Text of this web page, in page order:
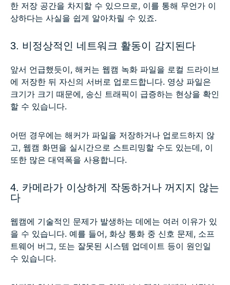
한 저장 공간을 차지할 수 있으므로, 이를 통해 무언가 이
상하다는 사실을 쉽게 알아차릴 수 있죠.
3. 비정상적인 네트워크 활동이 감지된다
앞서 언급했듯이, 해커는 웹캠 녹화 파일을 로컬 드라이브
에 저장한 뒤 자신의 서버로 업로드합니다. 영상 파일은
크기가 크기 때문에, 송신 트래픽이 급증하는 현상을 확인
할 수 있습니다.
어떤 경우에는 해커가 파일을 저장하거나 업로드하지 않
고, 웹캠 화면을 실시간으로 스트리밍할 수도 있는데, 이
또한 많은 대역폭을 사용합니다.
4. 카메라가 이상하게 작동하거나 꺼지지 않는
다
웹캠에 기술적인 문제가 발생하는 데에는 여러 이유가 있
을 수 있습니다. 예를 들어, 화상 통화 중 신호 문제, 소프
트웨어 버그, 또는 잘못된 시스템 업데이트 등이 원인일
수 있습니다.